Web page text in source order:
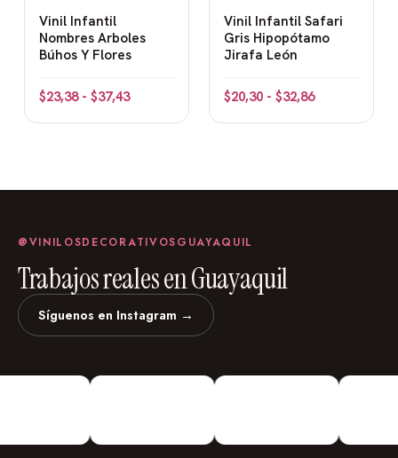
Vinil Infantil
Nombres Arboles
Búhos Y Flores
$23,38 - $37,43
Vinil Infantil Safari
Gris Hipopótamo
Jirafa León
$20,30 - $32,86
@VINILOSDECORATIVOSGUAYAQUIL
Trabajos reales en Guayaquil
Síguenos en Instagram →
Decorativos De todo Tipo!
Urdesa Central Guayacanes entre